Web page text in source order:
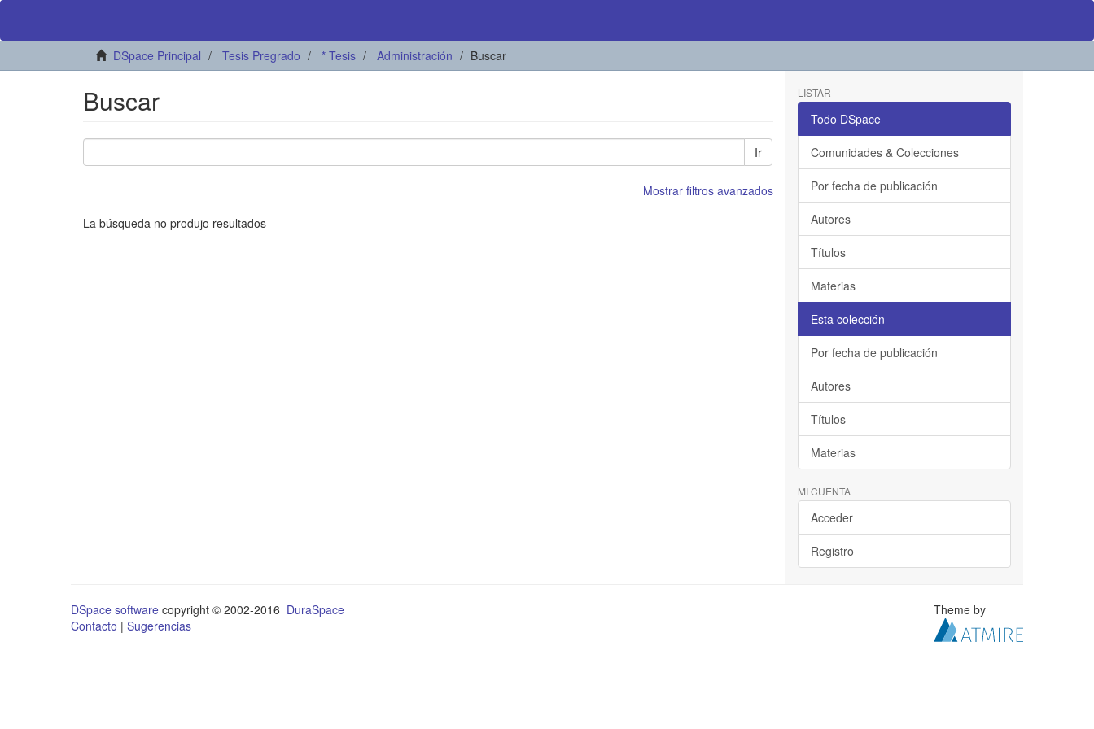
DSpace Principal Tesis Pregrado * Tesis Administración Buscar
Buscar
Ir
Mostrar filtros avanzados
La búsqueda no produjo resultados
LISTAR
Todo DSpace
Comunidades & Colecciones
Por fecha de publicación
Autores
Títulos
Materias
Esta colección
Por fecha de publicación
Autores
Títulos
Materias
MI CUENTA
Acceder
Registro
DSpace software copyright © 2002-2016 DuraSpace
Contacto | Sugerencias
Theme by